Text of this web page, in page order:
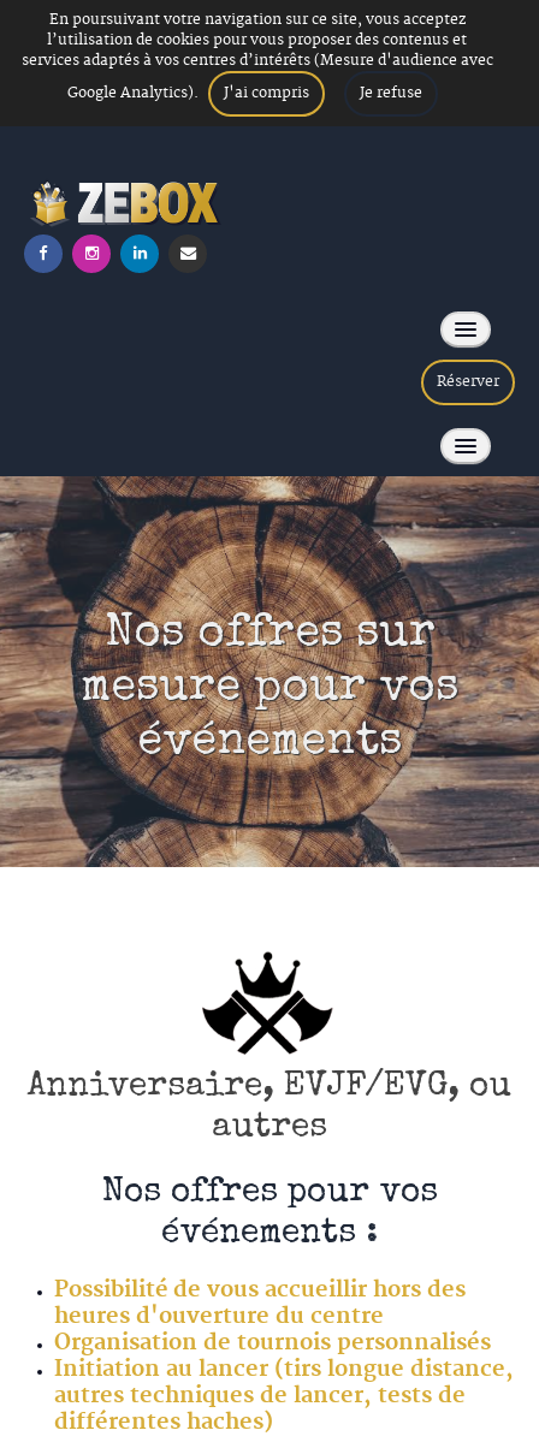
En poursuivant votre navigation sur ce site, vous acceptez
l’utilisation de cookies pour vous proposer des contenus et
services adaptés à vos centres d’intérêts (Mesure d'audience avec
Google Analytics).
J'ai compris Je refuse
Réserver
ACCUEIL
INFOS PRATIQUES
ÉVÉNEMENTS
RÉSERVER MA CIBLE
BONS CADEAUX
ACTUALITÉS
Nos offres sur
mesure pour vos
événements
Anniversaire, EVJF/EVG, ou
autres
Nos offres pour vos
événements :
Possibilité de vous accueillir hors des
heures d'ouverture du centre
Organisation de tournois personnalisés
Initiation au lancer (tirs longue distance,
autres techniques de lancer, tests de
différentes haches)